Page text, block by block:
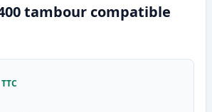
tambour compatible
TTC